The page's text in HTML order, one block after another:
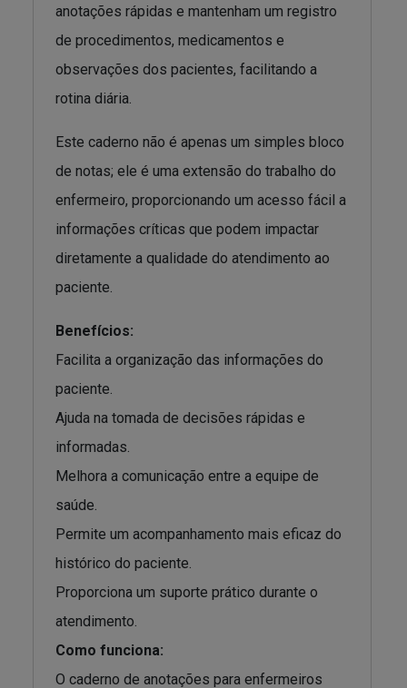
anotações rápidas e mantenham um registro
de procedimentos, medicamentos e
observações dos pacientes, facilitando a
rotina diária.
Este caderno não é apenas um simples bloco
de notas; ele é uma extensão do trabalho do
enfermeiro, proporcionando um acesso fácil a
informações críticas que podem impactar
diretamente a qualidade do atendimento ao
paciente.
Benefícios:
Facilita a organização das informações do
paciente.
Ajuda na tomada de decisões rápidas e
informadas.
Melhora a comunicação entre a equipe de
saúde.
Permite um acompanhamento mais eficaz do
histórico do paciente.
Proporciona um suporte prático durante o
atendimento.
Como funciona:
O caderno de anotações para enfermeiros